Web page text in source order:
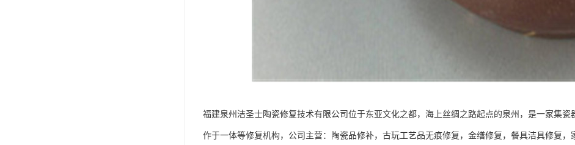
福建泉州洁圣士陶瓷修复技术有限公司位于东亚文化之都，海上丝绸之路起点的泉州，是一家集
作于一体等修复机构，公司主营：陶瓷品修补，古玩工艺品无痕修复，金缮修复，餐具洁具修复